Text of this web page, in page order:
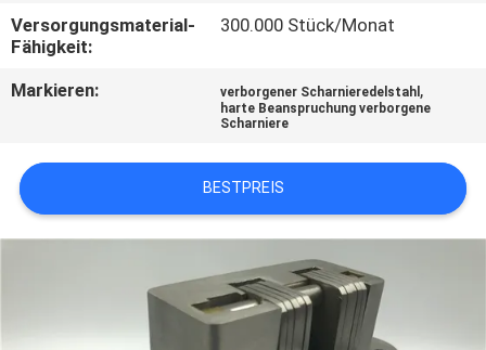
NACHRICHTEN
SITEMAP
Versorgungsmaterial-
Fähigkeit:
300.000 Stück/Monat
Markieren: verborgener Scharnieredelstahl ,
harte Beanspruchung verborgene
Scharniere
BESTPREIS